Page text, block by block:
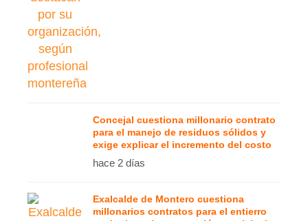
Concejal cuestiona millonario contrato
para el manejo de residuos sólidos y
exige explicar el incremento del costo
hace 2 días
Exalcalde de Montero cuestiona
millonarios contratos para el entierro